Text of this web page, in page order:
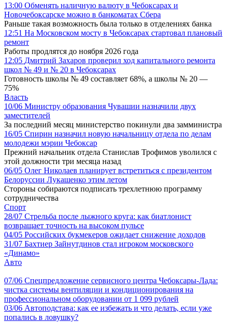
13:00 Обменять наличную валюту в Чебоксарах и
Новочебоксарске можно в банкоматах Сбера
Раньше такая возможность была только в отделениях банка
12:51 На Московском мосту в Чебоксарах стартовал плановый
ремонт
Работы продлятся до ноября 2026 года
12:05 Дмитрий Захаров проверил ход капитального ремонта
школ № 49 и № 20 в Чебоксарах
Готовность школы № 49 составляет 68%, а школы № 20 —
75%
Власть
10/06 Министру образования Чувашии назначили двух
заместителей
За последний месяц министерство покинули два замминистра
16/05 Спирин назначил новую начальницу отдела по делам
молодежи мэрии Чебоксар
Прежний начальник отдела Станислав Трофимов уволился с
этой должности три месяца назад
06/05 Олег Николаев планирует встретиться с президентом
Белоруссии Лукашенко этим летом
Стороны собираются подписать трехлетнюю программу
сотрудничества
Спорт
28/07 Стрельба после лыжного круга: как биатлонист
возвращает точность на высоком пульсе
04/05 Российских букмекеров ожидает снижение доходов
31/07 Бахтиер Зайнутдинов стал игроком московского
«Динамо»
Авто
07/06 Спецпредложение сервисного центра Чебоксары-Лада:
чистка системы вентиляции и кондиционирования на
профессиональном оборудовании от 1 099 рублей
03/06 Автоподстава: как ее избежать и что делать, если уже
попались в ловушку?